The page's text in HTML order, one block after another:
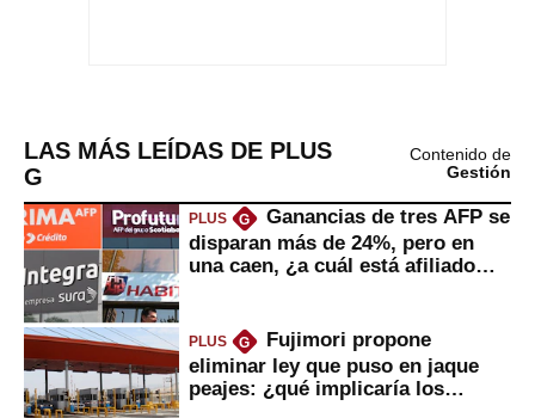
LAS MÁS LEÍDAS DE PLUS
G
Contenido de
Gestión
PLUS G
Ganancias de tres AFP se
disparan más de 24%, pero en
una caen, ¿a cuál está afiliado
PLUS G
Fujimori propone
eliminar ley que puso en jaque
peajes: ¿qué implicaría los